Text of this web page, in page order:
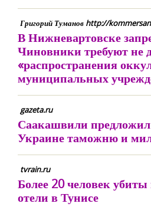
Григорий Туманов http://
В Нижневартовске
Чиновники требуют не
«распространения
муниципальных
gazeta.ru
Саакашвили предложил
Украине таможню и
tvrain.ru
Более 20 человек
отели в Тунисе